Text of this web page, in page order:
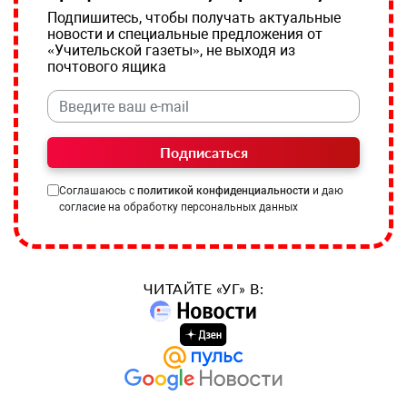
Подпишитесь, чтобы получать актуальные
новости и специальные предложения от
«Учительской газеты», не выходя из
почтового ящика
Подписаться
Соглашаюсь с политикой конфиденциальности и даю
согласие на обработку персональных данных
ЧИТАЙТЕ «УГ» В: